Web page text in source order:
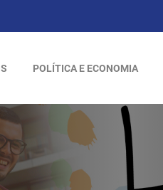
POLÍTICA E ECONOMIA